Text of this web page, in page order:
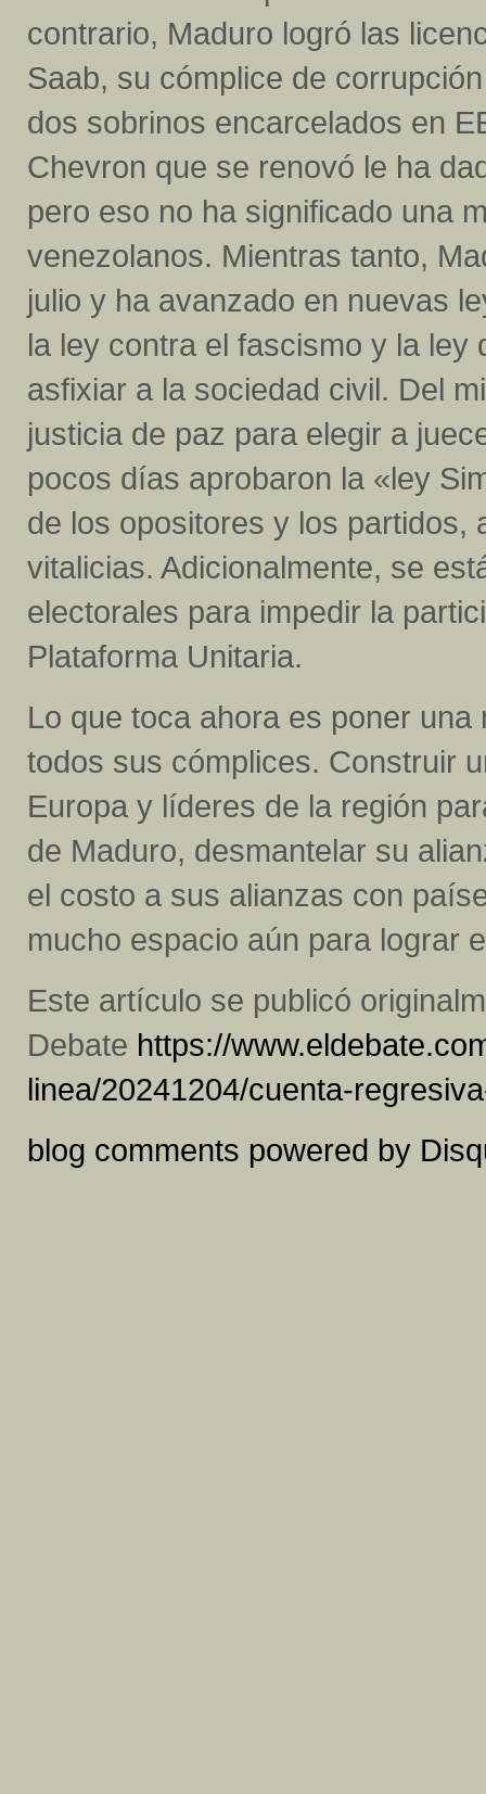
contrario, Maduro logró las
Saab, su cómplice de
dos sobrinos encarcelados en
Chevron que se renovó le ha
pero eso no ha significado una
venezolanos. Mientras tanto,
julio y ha avanzado en nuevas
la ley contra el fascismo y la
asfixiar a la sociedad civil. Del
justicia de paz para elegir a
pocos días aprobaron la «ley
de los opositores y los partidos,
vitalicias. Adicionalmente, se
electorales para impedir la
Plataforma Unitaria.
Lo que toca ahora es poner
todos sus cómplices. Construir
Europa y líderes de la región
de Maduro, desmantelar su
el costo a sus alianzas con
mucho espacio aún para lograr
Este artículo se publicó
Debate https://
linea/20241204/cuenta-
blog comments powered by